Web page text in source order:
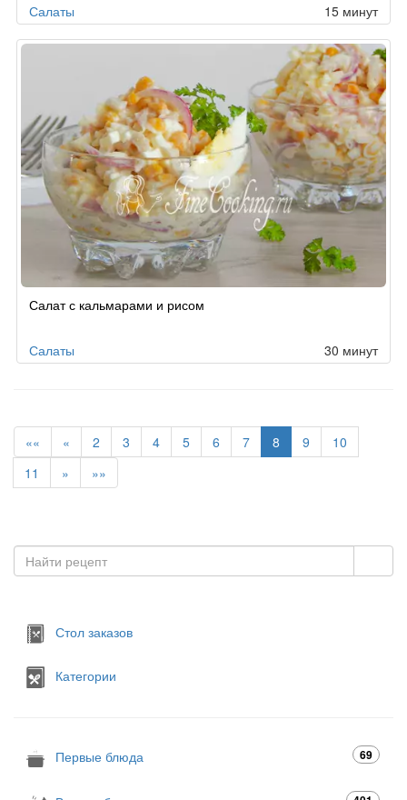
Салаты 15 минут
Салат с кальмарами и рисом
Салаты 30 минут
«« « 2 3 4 5 6 7 8 9
10
11
» »»
Стол заказов
Категории
Первые блюда 69